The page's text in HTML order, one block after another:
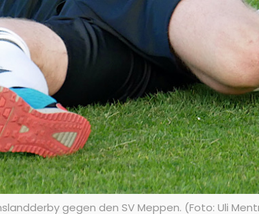
gegen den SV Meppen. (Foto: Uli